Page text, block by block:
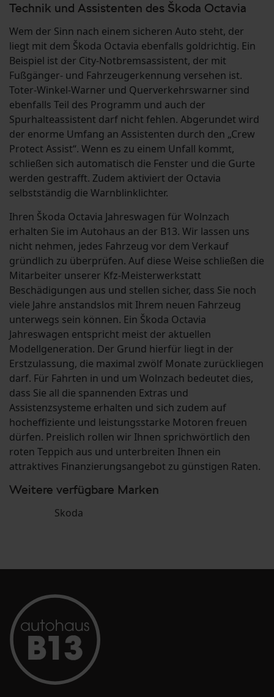
Technik und Assistenten des Škoda Octavia
Wem der Sinn nach einem sicheren Auto steht, der
liegt mit dem Škoda Octavia ebenfalls goldrichtig. Ein
Beispiel ist der City-Notbremsassistent, der mit
Fußgänger- und Fahrzeugerkennung versehen ist.
Toter-Winkel-Warner und Querverkehrswarner sind
ebenfalls Teil des Programm und auch der
Spurhalteassistent darf nicht fehlen. Abgerundet wird
der enorme Umfang an Assistenten durch den „Crew
Protect Assist“. Wenn es zu einem Unfall kommt,
schließen sich automatisch die Fenster und die Gurte
werden gestrafft. Zudem aktiviert der Octavia
selbstständig die Warnblinklichter.
Ihren Škoda Octavia Jahreswagen für Wolnzach
erhalten Sie im Autohaus an der B13. Wir lassen uns
nicht nehmen, jedes Fahrzeug vor dem Verkauf
gründlich zu überprüfen. Auf diese Weise schließen die
Mitarbeiter unserer Kfz-Meisterwerkstatt
Beschädigungen aus und stellen sicher, dass Sie noch
viele Jahre anstandslos mit Ihrem neuen Fahrzeug
unterwegs sein können. Ein Škoda Octavia
Jahreswagen entspricht meist der aktuellen
Modellgeneration. Der Grund hierfür liegt in der
Erstzulassung, die maximal zwölf Monate zurückliegen
darf. Für Fahrten in und um Wolnzach bedeutet dies,
dass Sie all die spannenden Extras und
Assistenzsysteme erhalten und sich zudem auf
hocheffiziente und leistungsstarke Motoren freuen
dürfen. Preislich rollen wir Ihnen sprichwörtlich den
roten Teppich aus und unterbreiten Ihnen ein
attraktives Finanzierungsangebot zu günstigen Raten.
Weitere verfügbare Marken
Skoda